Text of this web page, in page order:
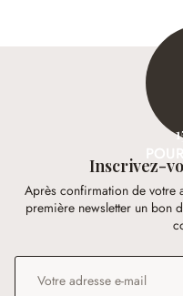
Inscrivez-
Après confirmation de votre
première newsletter un bon
Adresse e-mail